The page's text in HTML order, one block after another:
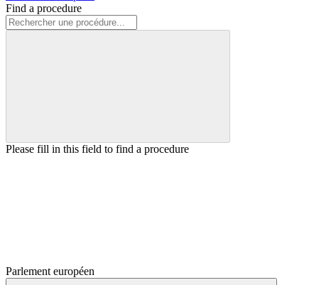
Find a procedure
Please fill in this field to find a procedure
Parlement européen